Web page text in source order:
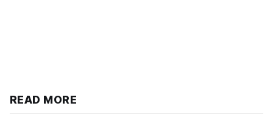
READ MORE